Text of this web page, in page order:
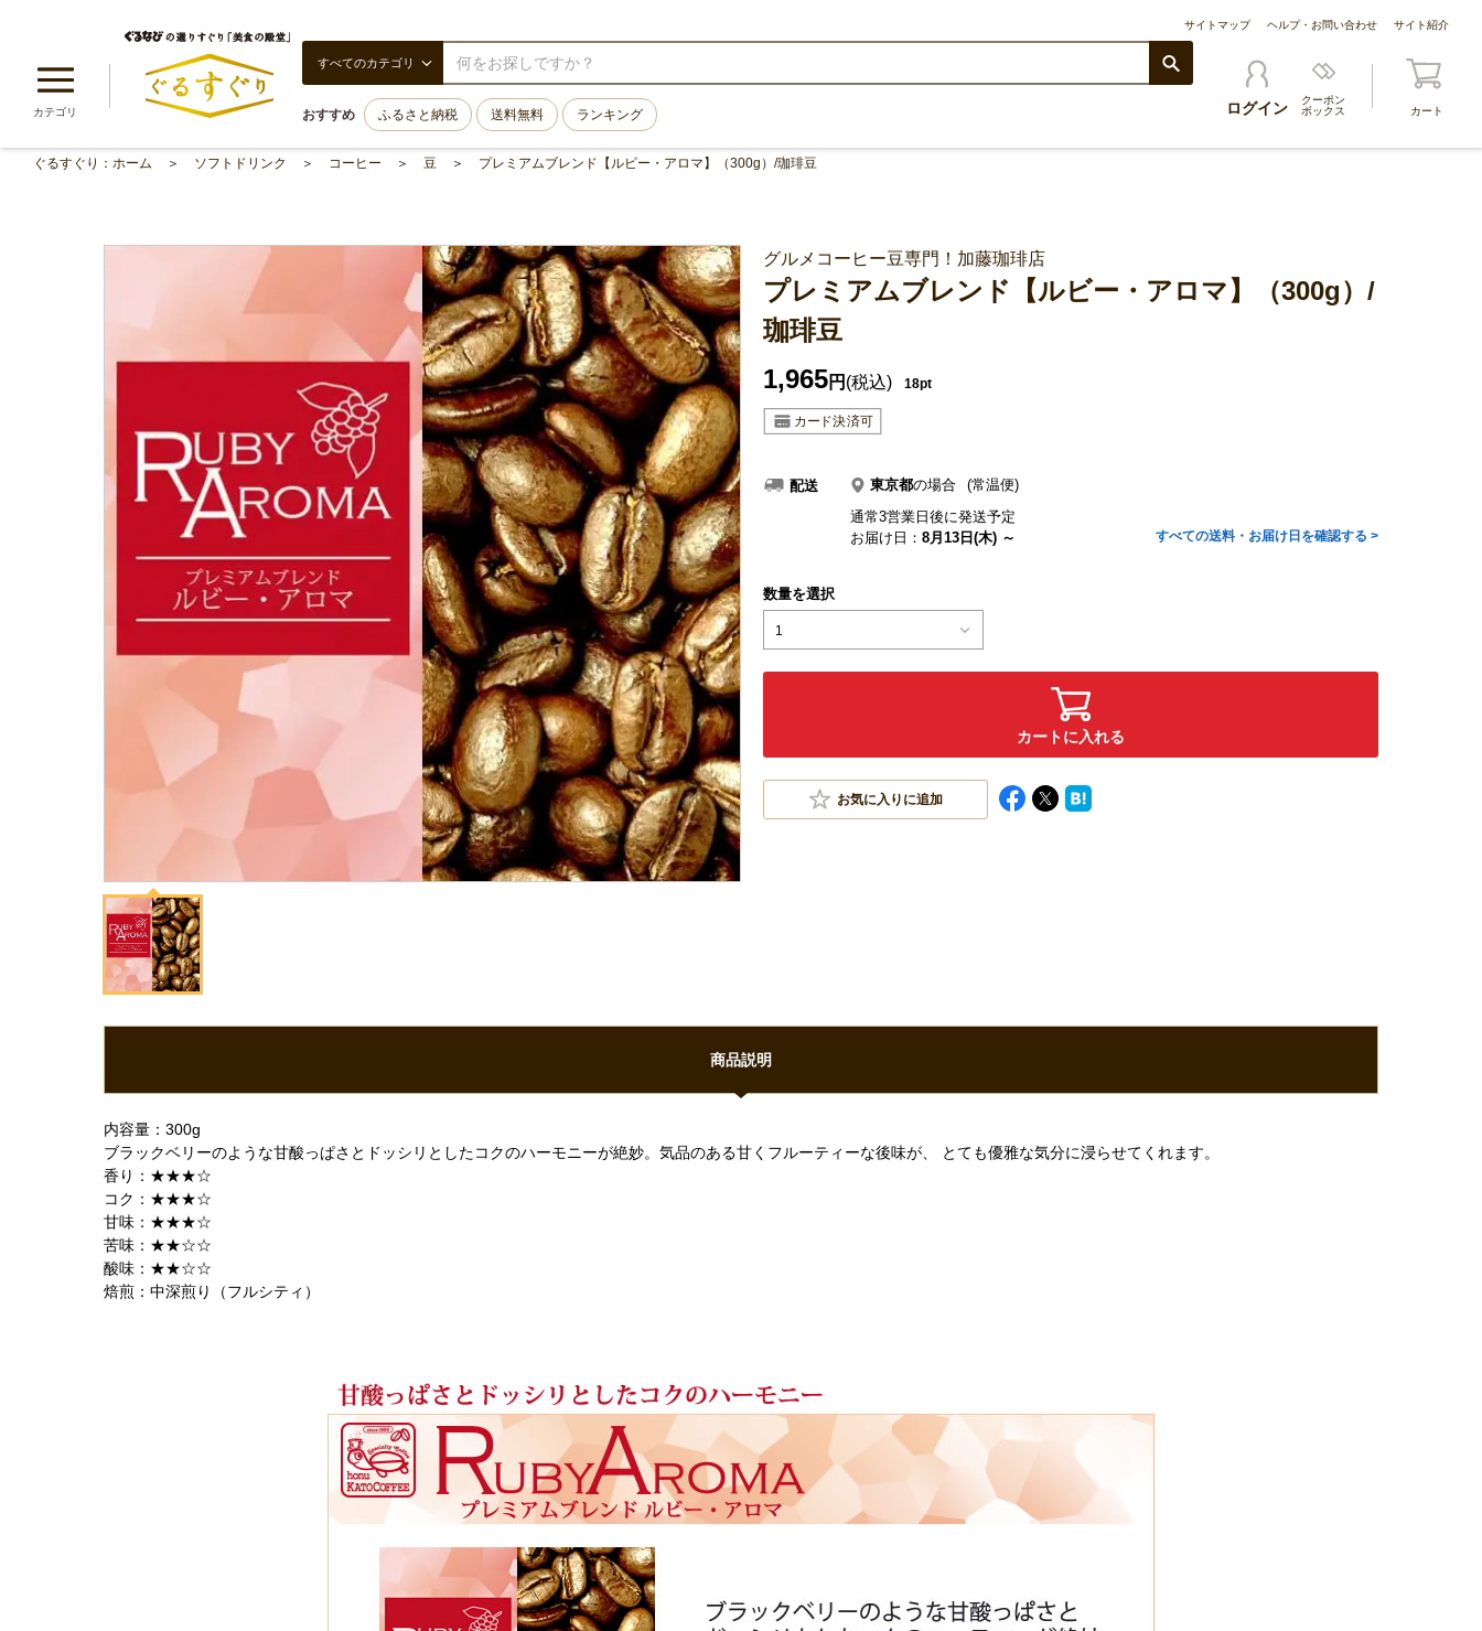
サイトマップ ヘルプ・お問い合わせ サイト紹介
カテゴリ
すべてのカテゴリ
おすすめ ふるさと納税 送料無料 ランキング ログイン
クーポン
ボックス
カート
ぐるすぐり：ホーム ソフトドリンク コーヒー 豆 プレミアムブレンド【ルビー・アロマ】（300g）/珈琲豆
グルメコーヒー豆専門！加藤珈琲店
プレミアムブレンド【ルビー・アロマ】（300g）/
珈琲豆
1,965円 (税込) 18pt
配送 東京都の場合
(常温便)
通常3営業日後に発送予定
お届け日： 8月13日(木) ～ すべての送料・お届け日を確認する >
数量を選択
1
カートに入れる
お気に入りに追加
商品説明
内容量：300g
ブラックベリーのような甘酸っぱさとドッシリとしたコクのハーモニーが絶妙。気品のある甘くフルーティーな後味が、 とても優雅な気分に浸らせてくれます。
香り：★★★☆
コク：★★★☆
甘味：★★★☆
苦味：★★☆☆
酸味：★★☆☆
焙煎：中深煎り（フルシティ）